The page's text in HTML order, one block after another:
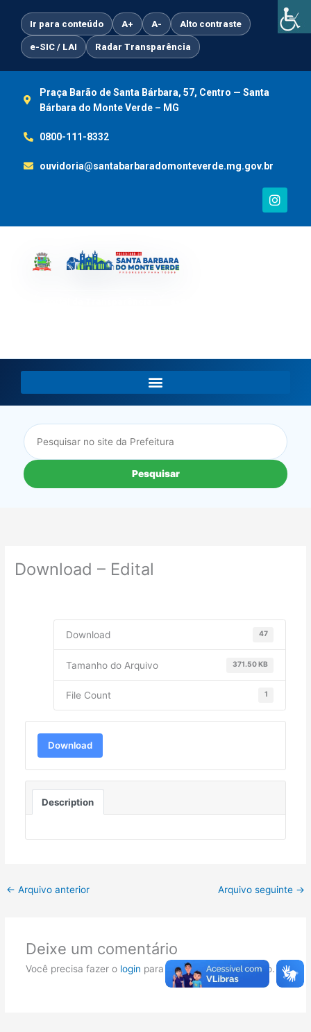
conteúdo
Ir para conteúdo A+ A- Alto contraste
e-SIC / LAI Radar Transparência
Praça Barão de Santa Bárbara, 57, Centro — Santa
Bárbara do Monte Verde – MG
0800-111-8332
ouvidoria@santabarbaradomonteverde.mg.gov.br
I
n
t
Pesquisar
Download – Edital
Download 47
Tamanho do Arquivo 371.50 KB
File Count 1
Download
Description
← Arquivo anterior Arquivo seguinte →
Deixe um comentário
Você precisa fazer o login para publicar um comentário.